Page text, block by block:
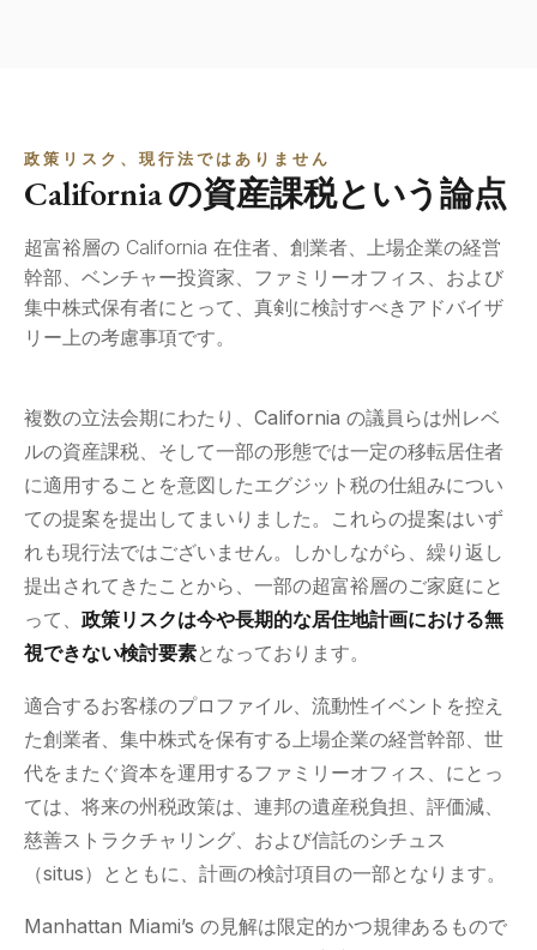
政策リスク、現行法ではありません
California の資産課税という論点
超富裕層の California 在住者、創業者、上場企業の経営
幹部、ベンチャー投資家、ファミリーオフィス、および
集中株式保有者にとって、真剣に検討すべきアドバイザ
リー上の考慮事項です。
複数の立法会期にわたり、California の議員らは州レベ
ルの資産課税、そして一部の形態では一定の移転居住者
に適用することを意図したエグジット税の仕組みについ
ての提案を提出してまいりました。これらの提案はいず
れも現行法ではございません。しかしながら、繰り返し
提出されてきたことから、一部の超富裕層のご家庭にと
って、 政策リスクは今や長期的な居住地計画における無
視できない検討要素となっております。
適合するお客様のプロファイル、流動性イベントを控え
た創業者、集中株式を保有する上場企業の経営幹部、世
代をまたぐ資本を運用するファミリーオフィス、にとっ
ては、将来の州税政策は、連邦の遺産税負担、評価減、
慈善ストラクチャリング、および信託のシチュス
（situs）とともに、計画の検討項目の一部となります。
Manhattan Miami’s の見解は限定的かつ規律あるもので